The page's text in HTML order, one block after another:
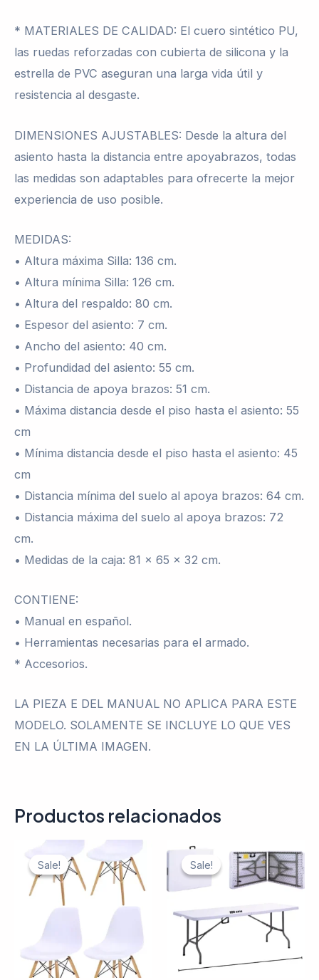
* MATERIALES DE CALIDAD: El cuero sintético PU,
las ruedas reforzadas con cubierta de silicona y la
estrella de PVC aseguran una larga vida útil y
resistencia al desgaste.
DIMENSIONES AJUSTABLES: Desde la altura del
asiento hasta la distancia entre apoyabrazos, todas
las medidas son adaptables para ofrecerte la mejor
experiencia de uso posible.
MEDIDAS:
• Altura máxima Silla: 136 cm.
• Altura mínima Silla: 126 cm.
• Altura del respaldo: 80 cm.
• Espesor del asiento: 7 cm.
• Ancho del asiento: 40 cm.
• Profundidad del asiento: 55 cm.
• Distancia de apoya brazos: 51 cm.
• Máxima distancia desde el piso hasta el asiento: 55
cm
• Mínima distancia desde el piso hasta el asiento: 45
cm
• Distancia mínima del suelo al apoya brazos: 64 cm.
• Distancia máxima del suelo al apoya brazos: 72
cm.
• Medidas de la caja: 81 x 65 x 32 cm.
CONTIENE:
• Manual en español.
• Herramientas necesarias para el armado.
* Accesorios.
LA PIEZA E DEL MANUAL NO APLICA PARA ESTE
MODELO. SOLAMENTE SE INCLUYE LO QUE VES
EN LA ÚLTIMA IMAGEN.
Productos relacionados
Sale!
Sale! Sale!
Sale!